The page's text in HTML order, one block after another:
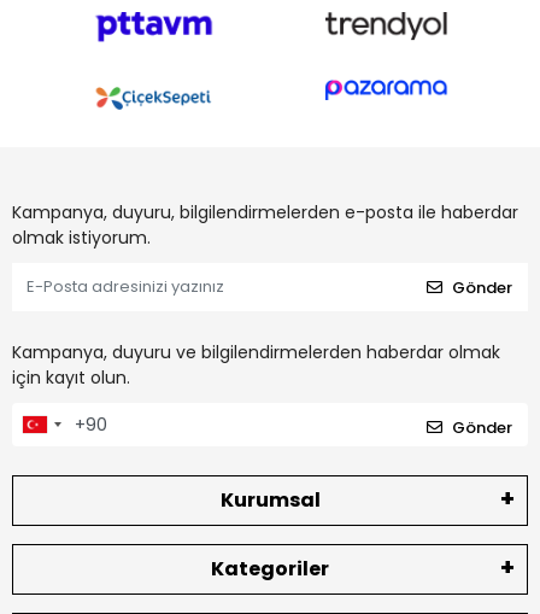
Kampanya, duyuru, bilgilendirmelerden e-posta ile haberdar
olmak istiyorum.
Gönder
Kampanya, duyuru ve bilgilendirmelerden haberdar olmak
için kayıt olun.
Gönder
Kurumsal
Kategoriler